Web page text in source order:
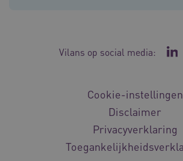
Vilans op social media:
Cookie-instellingen
Disclaimer
Privacyverklaring